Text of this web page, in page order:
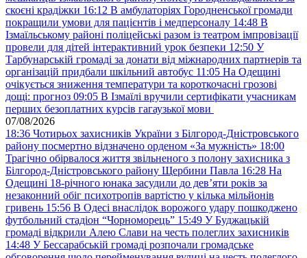
скоєні крадіжки 16:12 В амбулаторіях Городненської громади
покращили умови для пацієнтів і медперсоналу 14:48 В
Ізмаїльському районі поліцейські разом із театром імпровізації
провели для дітей інтерактивний урок безпеки 12:50 У
Тарбунарській громаді за донати від міжнародних партнерів та
організацій придбали шкільний автобус 11:05 На Одещині
очікується зниження температури та короткочасні грозові
дощі: прогноз 09:05 В Ізмаїлі вручили сертифікати учасникам
перших безоплатних курсів гагаузької мови
07/08/2026
18:36 Чотирьох захисників України з Білгород-Дністровського
району посмертно відзначено орденом «За мужність» 18:00
Трагічно обірвалося життя звільненого з полону захисника з
Білгород-Дністровського району Щербини Павла 16:28 На
Одещині 18-річного юнака засудили до дев’яти років за
незаконний обіг психотропів вартістю у кілька мільйонів
гривень 15:56 В Одесі внаслідок ворожого удару пошкоджено
футбольний стадіон “Чорноморець” 15:49 У Буджацькій
громаді відкрили Алею Слави на честь полеглих захисників
14:48 У Бессарабській громаді розпочали громадське